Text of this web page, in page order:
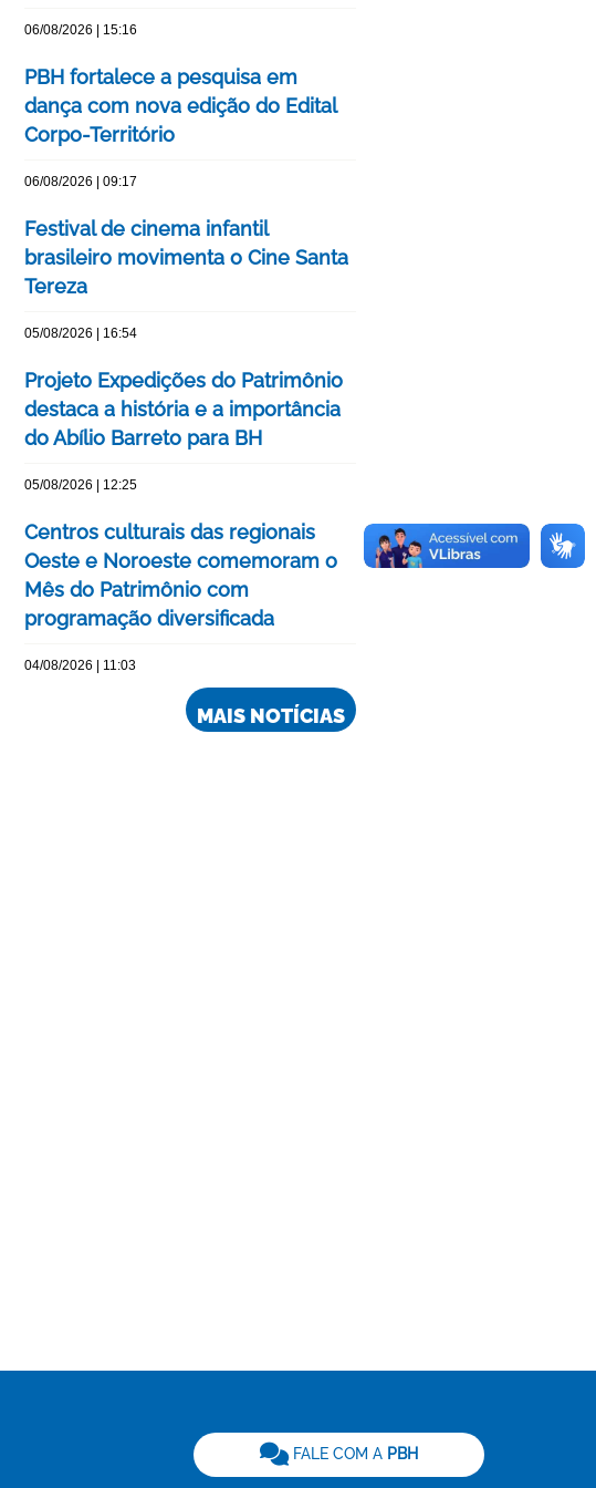
06/08/2026 | 15:16
PBH fortalece a pesquisa em
dança com nova edição do Edital
Corpo-Território
06/08/2026 | 09:17
Festival de cinema infantil
brasileiro movimenta o Cine Santa
Tereza
05/08/2026 | 16:54
Projeto Expedições do Patrimônio
destaca a história e a importância
do Abílio Barreto para BH
05/08/2026 | 12:25
Centros culturais das regionais
Oeste e Noroeste comemoram o
Mês do Patrimônio com
programação diversificada
04/08/2026 | 11:03
MAIS NOTÍCIAS
FALE COM A PBH